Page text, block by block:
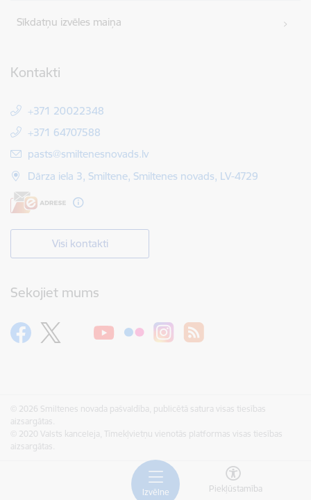
Izvēlne Piekļūstamība
Sīkdatņu izvēles maiņa
Kontakti
+371 20022348
+371 64707588
E-pasts:
pasts@smiltenesnovads.lv
Dārza iela 3, Smiltene, Smiltenes novads, LV-4729
Visi kontakti
Sekojiet mums
© 2026 Smiltenes novada pašvaldība, publicētā satura visas tiesības
aizsargātas.
© 2020 Valsts kanceleja, Tīmekļvietņu vienotās platformas visas tiesības
aizsargātas.